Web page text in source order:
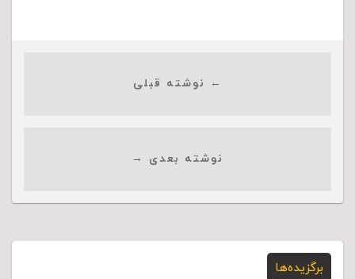
← نوشته قبلی
نوشته بعدی →
برگزیده‌ها